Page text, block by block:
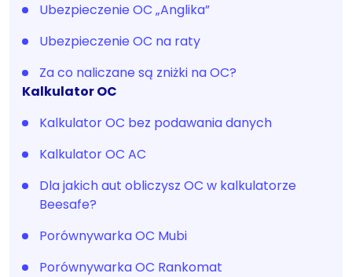
Ubezpieczenie OC „Anglika”
Ubezpieczenie OC na raty
Za co naliczane są zniżki na OC?
Kalkulator OC
Kalkulator OC bez podawania danych
Kalkulator OC AC
Dla jakich aut obliczysz OC w kalkulatorze
Beesafe?
Porównywarka OC Mubi
Porównywarka OC Rankomat